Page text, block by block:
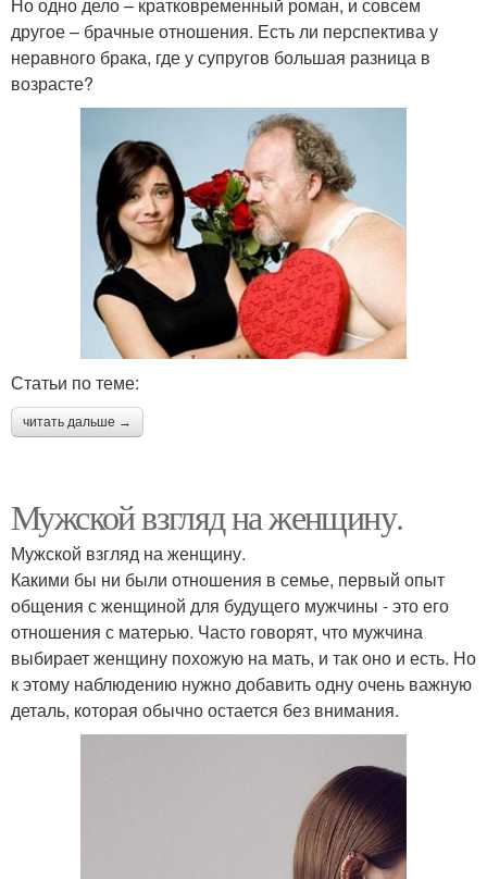
Но одно дело – кратковременный роман, и совсем
другое – брачные отношения. Есть ли перспектива у
неравного брака, где у супругов большая разница в
возрасте?
Статьи по теме:
читать дальше →
Мужской взгляд на женщину.
Мужской взгляд на женщину.
Какими бы ни были отношения в семье, первый опыт
общения с женщиной для будущего мужчины - это его
отношения с матерью. Часто говорят, что мужчина
выбирает женщину похожую на мать, и так оно и есть. Но
к этому наблюдению нужно добавить одну очень важную
деталь, которая обычно остается без внимания.